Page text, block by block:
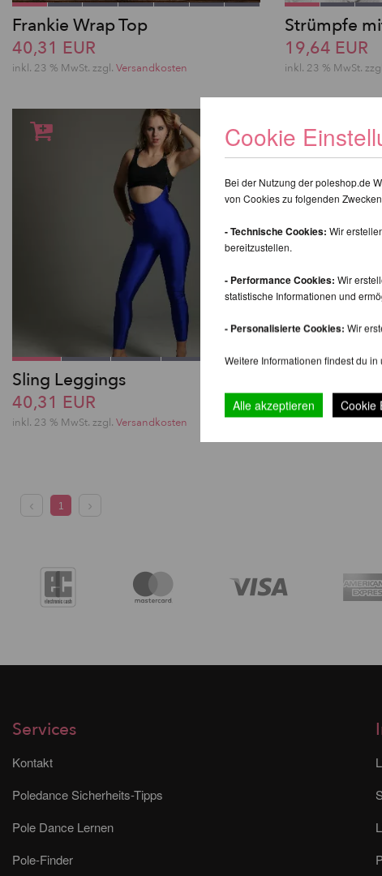
Frankie Wrap Top
40,31 EUR
inkl. 23 % MwSt. zzgl. Versandkosten
Strümpfe
19,64 EUR
inkl. 23 % MwSt.
Sling Leggings
40,31 EUR
inkl. 23 % MwSt. zzgl. Versandkosten
41,34 EUR
inkl. 23 % MwSt.
1
Services
Kontakt
Poledance Sicherheits-Tipps
Pole Dance Lernen
Pole-Finder
Cookie
Bei der Nutzung der poleshop.de
von Cookies zu folgenden
- Technische Cookies: Wir
bereitzustellen.
- Performance Cookies: Wir
statistische Informationen und
- Personalisierte Cookies: Wir
Weitere Informationen findest du in
Alle akzeptieren Cookie